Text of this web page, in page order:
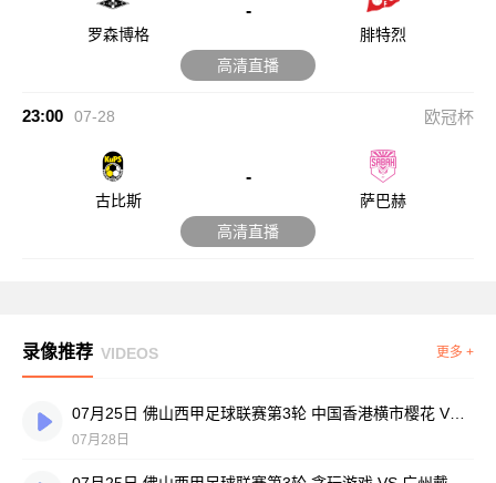
罗森博格
-
腓特烈
高清直播
23:00 07-28 欧冠杯
古比斯
-
萨巴赫
高清直播
录像推荐 VIDEOS 更多 +
07月25日 佛山西甲足球联赛第3轮 中国香港横市樱花 VS 吉图省实青年 全场录像
07月28日